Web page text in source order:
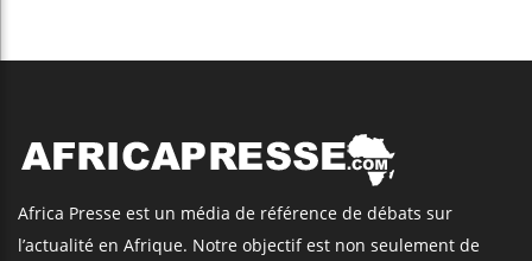
Africa Presse est un média de référence de débats sur
l’actualité en Afrique. Notre objectif est non seulement de